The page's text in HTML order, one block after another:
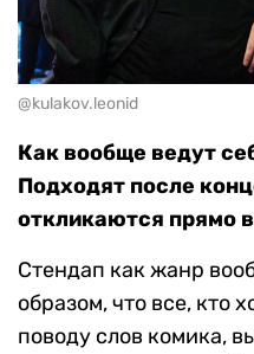
@kulakov.leonid
Как вообще ведут
Подходят после
откликаются прямо
Стендап как жанр
образом, что все, кто
поводу слов комика,